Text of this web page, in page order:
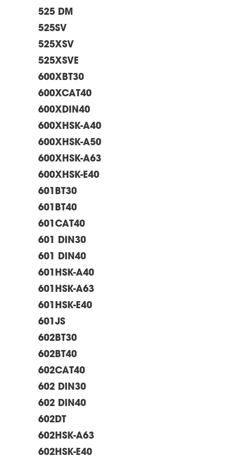
525 DM
525SV
525XSV
525XSVE
600XBT30
600XCAT40
600XDIN40
600XHSK-A40
600XHSK-A50
600XHSK-A63
600XHSK-E40
601BT30
601BT40
601CAT40
601 DIN30
601 DIN40
601HSK-A40
601HSK-A63
601HSK-E40
601JS
602BT30
602BT40
602CAT40
602 DIN30
602 DIN40
602DT
602HSK-A63
602HSK-E40